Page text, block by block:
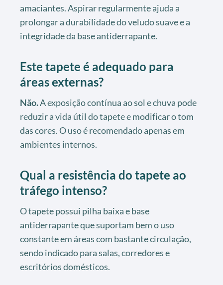
amaciantes. Aspirar regularmente ajuda a
prolongar a durabilidade do veludo suave e a
integridade da base antiderrapante.
Este tapete é adequado para
áreas externas?
Não.A exposição contínua ao sol e chuva pode
reduzir a vida útil do tapete e modificar o tom
das cores. O uso é recomendado apenas em
ambientes internos.
Qual a resistência do tapete ao
tráfego intenso?
O tapete possui pilha baixa e base
antiderrapante que suportam bem o uso
constante em áreas com bastante circulação,
sendo indicado para salas, corredores e
escritórios domésticos.